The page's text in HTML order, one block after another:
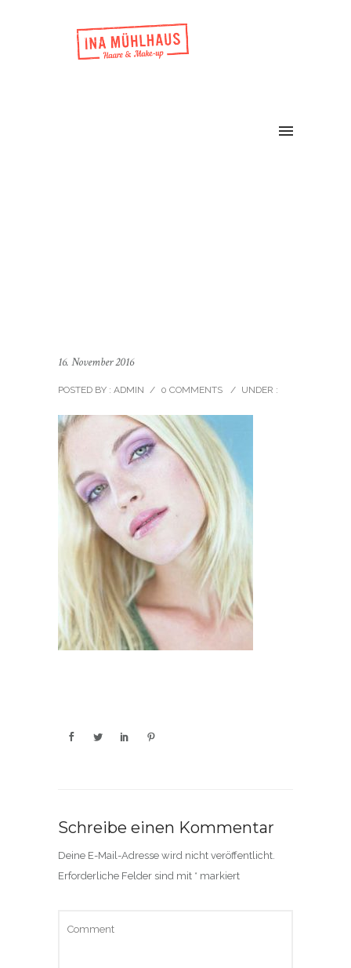
16. November 2016
POSTED BY : ADMIN / 0 COMMENTS / UNDER :
Schreibe einen Kommentar
Deine E-Mail-Adresse wird nicht veröffentlicht.
Erforderliche Felder sind mit * markiert